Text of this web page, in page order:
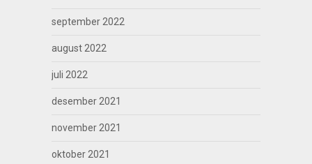
september 2022
august 2022
juli 2022
desember 2021
november 2021
oktober 2021